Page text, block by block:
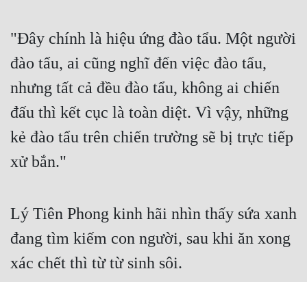
"Đây chính là hiệu ứng đào tẩu. Một người
đào tẩu, ai cũng nghĩ đến việc đào tẩu,
nhưng tất cả đều đào tẩu, không ai chiến
đấu thì kết cục là toàn diệt. Vì vậy, những
kẻ đào tẩu trên chiến trường sẽ bị trực tiếp
xử bắn."
Lý Tiên Phong kinh hãi nhìn thấy sứa xanh
đang tìm kiếm con người, sau khi ăn xong
xác chết thì từ từ sinh sôi.